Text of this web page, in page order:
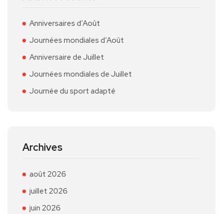
Anniversaires d’Août
Journées mondiales d’Août
Anniversaire de Juillet
Journées mondiales de Juillet
Journée du sport adapté
Archives
août 2026
juillet 2026
juin 2026